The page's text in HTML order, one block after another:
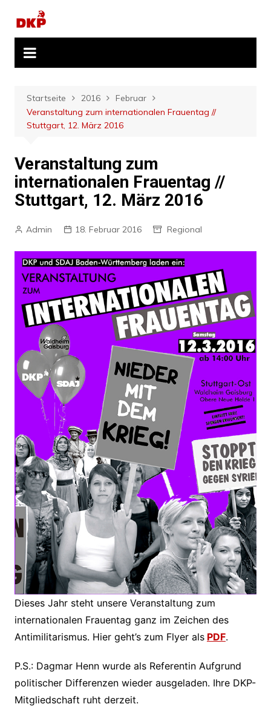
Inhalt
springen
Startseite 2016
Februar
Veranstaltung zum internationalen Frauentag //
Stuttgart, 12. März 2016
Veranstaltung zum
internationalen Frauentag //
Stuttgart, 12. März 2016
Admin 18. Februar 2016 Regional
Dieses Jahr steht unsere Veranstaltung zum
internationalen Frauentag ganz im Zeichen des
Antimilitarismus. Hier geht’s zum Flyer als PDF.
P.S.: Dagmar Henn wurde als Referentin Aufgrund
politischer Differenzen wieder ausgeladen. Ihre DKP-
Mitgliedschaft ruht derzeit.